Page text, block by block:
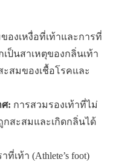
องเหงื่อที่เท้าและการที่
ป็นสาเหตุของกลิ่นเท้า
ะสมของเชื้อโรคและ
ศ: การสวมรองเท้าที่ไม่
กสะสมและเกิดกลิ่นได้
ที่เท้า (Athlete’s foot)